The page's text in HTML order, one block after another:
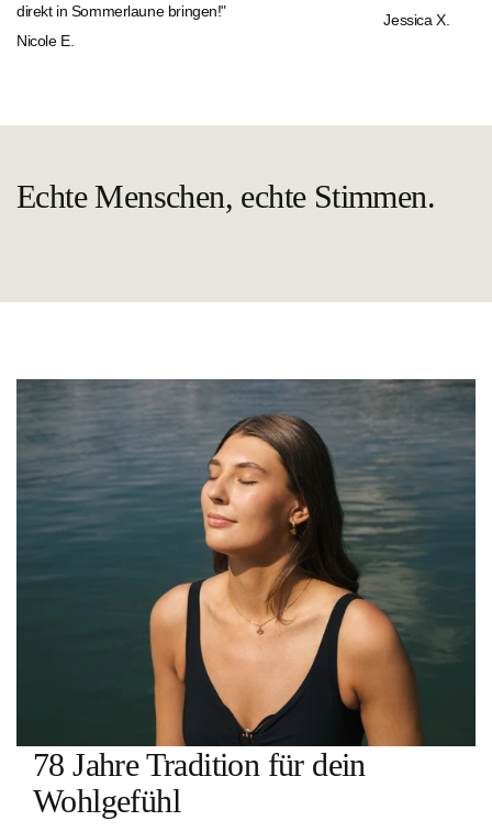
direkt in Sommerlaune bringen!"
Nicole E.
Jessica X.
Echte Menschen, echte Stimmen.
78 Jahre Tradition für dein
Wohlgefühl